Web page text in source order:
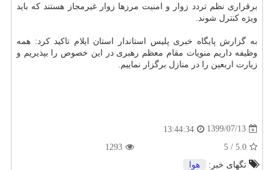
برقراری نظم تردد زوار و امنیت مرزها زوار غیرمجاز هستند که باید
ویژه کنترل شوند.
به گزارش پایگاه خبری پلیس استاندار استان ایلام تاکید کرد: همه
وظیفه داریم منویات مقام معظم رهبری در این خصوص را بپذیریم و
زیارت اربعین را در منازل برگزار نماییم.
1399/07/13
13:44:34
5.0
/
5
1293
تگهای خبر:
هوا